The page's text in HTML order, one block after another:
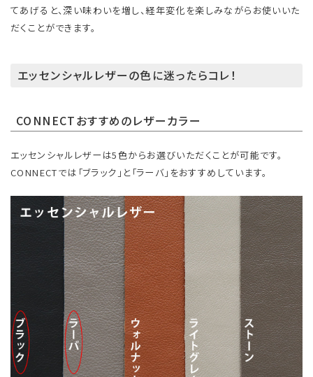
てあげると、深い味わいを増し、経年変化を楽しみながらお使いいた
だくことができます。
エッセンシャルレザーの色に迷ったらコレ！
CONNECTおすすめのレザーカラー
エッセンシャルレザーは5色からお選びいただくことが可能です。
CONNECTでは「ブラック」と「ラーバ」をおすすめしています。